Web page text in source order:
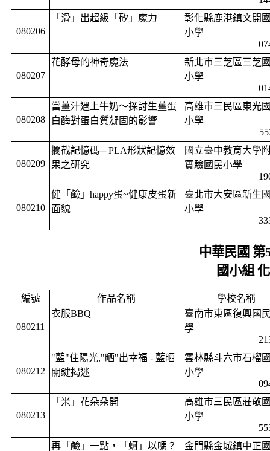
080206
「滑」出超級「矽」魔力
彰化縣鹿港鎮文開
小學
080207
花酵母的神奇魔法
新北市三芝區三芝
小學
080208
當薑汁遇上牛奶～探討生薑蛋
白酶對蛋白質凝固的影響
高雄市三民區東光
小學
080209
攔截記憶碼─PLA形狀記憶效
果之研究
國立臺中教育大學
實驗國民小學
080210
健「鹼」 happy蛋~健康皮蛋新
面貌
臺北市大安區新生
小學
中華民國 第
國小組
編號 作品名稱 學校名稱
080211
衣服BBQ
臺南市東區復興國
學
080212
"藍"住陽光,"晒"出幸福 - 藍晒
關鍵揭迷
雲林縣斗六市石榴
小學
080213
「米」花朵朵開
高雄市三民區莊敬
小學
再「鹼」一點，「蚵」以嗎？
金門縣金城鎮中正